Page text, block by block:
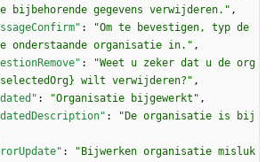
bijbehorende gegevens verwijderen." ,
:
"Om te bevestigen, typ de
onderstaande organisatie in." ,
:
"Weet u zeker dat u de org
wilt verwijderen?" ,
: "Organisatie bijgewerkt" ,
:
"De organisatie is bij
:
"Bijwerken organisatie misluk